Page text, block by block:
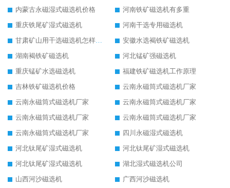
内蒙古永磁湿式磁选机价格
河南铁矿磁选机有多重
重庆铁尾矿湿式磁选机
河南干选专用磁选机
甘肃矿山用干选磁选机怎样调磁
安徽水选褐铁矿磁选机
湖南褐铁矿磁选机
河北锰矿强磁选机
重庆锰矿水选磁选机
福建铁矿磁选机工作原理
吉林铁矿磁选机价格
云南永磁筒式磁选机厂家
云南永磁筒式磁选机厂家
云南永磁筒式磁选机厂家
云南永磁筒式磁选机厂家
云南永磁筒式磁选机厂家
云南永磁筒式磁选机厂家
四川永磁湿式磁选机
河北钛尾矿湿式磁选机
河北钛尾矿湿式磁选机
河北钛尾矿湿式磁选机
湖北湿式磁选机公司
山西河沙磁选机
广西河沙磁选机